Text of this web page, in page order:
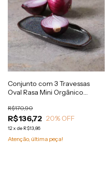
Conjunto com 3 Travessas
Oval Rasa Mini Orgânico
R$136,72
R$170,90
20% OFF
12x de R$13,86
Atenção, última peça!